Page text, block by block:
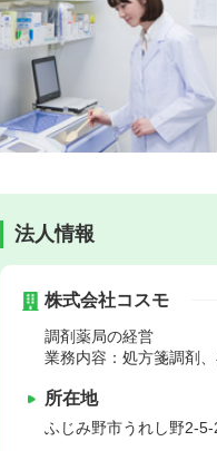
法人情報
株式会社コスモ
調剤薬局の経営
業務内容：処方箋調剤
所在地
ふじみ野市うれし野2-